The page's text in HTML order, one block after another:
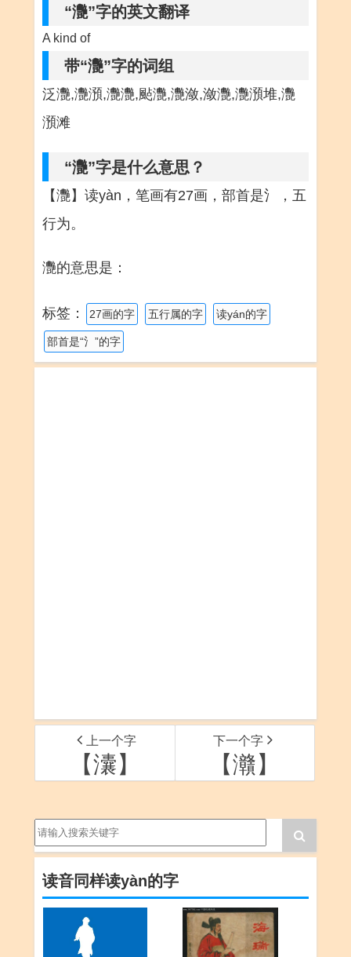
“灧”字的英文翻译
A kind of
带“灧”字的词组
泛灧,灧澦,灧灧,颭灧,灧潋,潋灧,灧澦堆,灧
澦滩
“灧”字是什么意思？
【灧】读yàn，笔画有27画，部首是氵，五
行为。
灧的意思是：
标签： 27画的字 五行属的字 读yán的字
部首是“氵”的字
上一个字
【灢】
下一个字
【灨】
读音同样读yàn的字